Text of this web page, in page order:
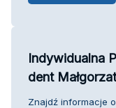
Indywidualna
dent
Znajdź informacje